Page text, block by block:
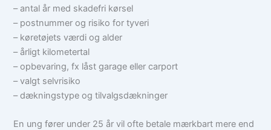
– antal år med skadefri kørsel
– postnummer og risiko for tyveri
– køretøjets værdi og alder
– årligt kilometertal
– opbevaring, fx låst garage eller carport
– valgt selvrisiko
– dækningstype og tilvalgsdækninger
En ung fører under 25 år vil ofte betale mærkbart mere end